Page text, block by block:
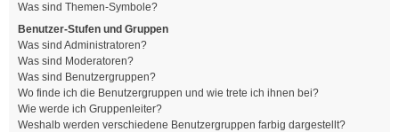
Was sind Themen-Symbole?
Benutzer-Stufen und Gruppen
Was sind Administratoren?
Was sind Moderatoren?
Was sind Benutzergruppen?
Wo finde ich die Benutzergruppen und wie trete ich ihnen bei?
Wie werde ich Gruppenleiter?
Weshalb werden verschiedene Benutzergruppen farbig dargestellt?